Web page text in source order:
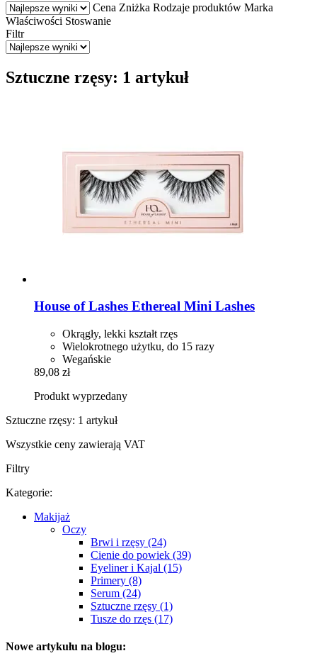
Cena Zniżka Rodzaje produktów Marka
Właściwości Stoswanie
Filtr
Sztuczne rzęsy: 1 artykuł
House of Lashes Ethereal Mini Lashes
Okrągły, lekki kształt rzęs
Wielokrotnego użytku, do 15 razy
Wegańskie
89,08 zł
Produkt wyprzedany
Sztuczne rzęsy: 1 artykuł
Wszystkie ceny zawierają VAT
Filtry
Kategorie:
Makijaż
Oczy
Brwi i rzęsy (24)
Cienie do powiek (39)
Eyeliner i Kajal (15)
Primery (8)
Serum (24)
Sztuczne rzęsy (1)
Tusze do rzęs (17)
Nowe artykułu na blogu: